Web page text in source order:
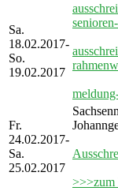
Sa.
18.02.2017-
So.
19.02.2017
Fr.
24.02.2017-
Sa.
25.02.2017